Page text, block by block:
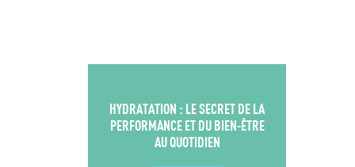
HYDRATATION : LE SECRET DE LA
PERFORMANCE ET DU BIEN-ÊTRE
AU QUOTIDIEN